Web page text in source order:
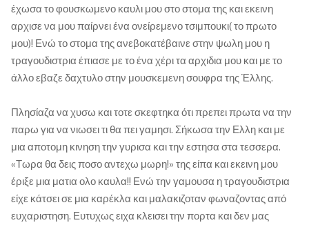
έχωσα το φουσκωμενο καυλι μου στο στομα της και εκεινη
αρχισε να μου παίρνει ένα ονείρεμενο τσιμπουκι( το πρωτο
μου)! Ενώ το στομα της ανεβοκατέβαινε στην ψωλη μου η
τραγουδιστρια έπιασε με το ένα χέρι τα αρχιδια μου και με το
άλλο εβαζε δαχτυλο στην μουσκεμενη σουφρα της Έλλης.
Πλησίαζα να χυσω και τοτε σκεφτηκα ότι πρεπει πρωτα να την
παρω για να νιωσει τι θα πει γαμησι. Σήκωσα την Ελλη και με
μια αποτομη κινηση την γυρισα και την εστησα στα τεσσερα.
«Τωρα θα δεις ποσο αντεχω μωρη!» της είπα και εκεινη μου
έριξε μια ματια ολο καυλα!! Ενώ την γαμουσα η τραγουδιστρια
είχε κάτσει σε μια καρέκλα και μαλακιζοταν φωναζοντας από
ευχαριστηση. Ευτυχως ειχα κλεισει την πορτα και δεν μας